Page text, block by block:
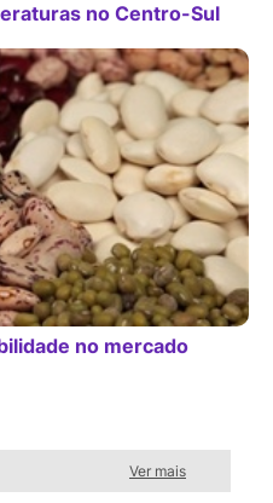
no Centro-Sul
no mercado
Ver mais